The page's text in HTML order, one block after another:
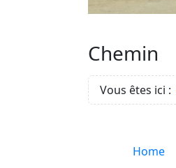
Chemin
Vous êtes ici :
Home